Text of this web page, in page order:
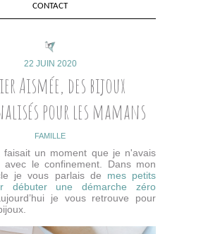
CATÉGORIES
22 JUIN 2020
Aismée, des bijoux
pour les mamans
FAMILLE
un moment que je n'avais
avec le confinement. Dans mon
je vous parlais de mes petits
débuter une démarche zéro
je vous retrouve pour